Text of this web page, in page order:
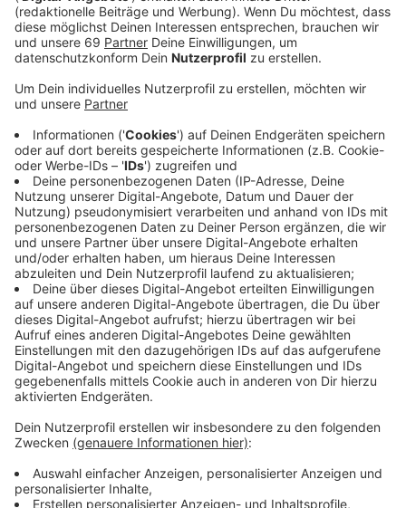
Anzeige
Bei den Vorwürfen geht es laut Bistum um
grenzüberschreitendes, unangemessenes Verhalten
Schultes. Eine der Anzeigen sei über ein anonymes
Meldeportal des Bistums eingegangen. Das Portal war
vor kurzem im Rahmen der Veröffentlichung der
Missbrauchsstudie eingerichtet worden.
Anzeige
©Offizialat Bistum Münster
Domprobst Kurt Schulte (57)
Anzeige
Staatsanwaltschaft abgewartet, heißt es vom Bistum.